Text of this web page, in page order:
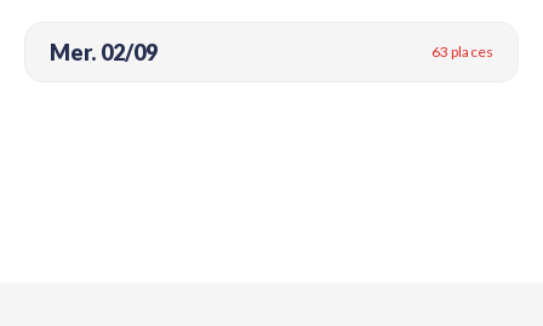
Mer. 02/09 63 places